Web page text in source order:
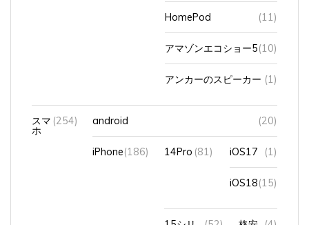
アマゾンエコショー5(10)
アンカーのスピーカー (1)
スマ(254) android (20)
iPhone(186) 14Pro(81) iOS17 (1)
iOS18(15)
15シリ
ーズ
(52) 格安
SIM
(4)